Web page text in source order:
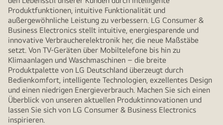
Produktfunktionen, intuitive Funktionalität und
außergewöhnliche Leistung zu verbessern. LG Consumer &
Business Electronics stellt intuitive, energiesparende und
innovative Verbraucherelektronik her, die neue Maßstäbe
setzt. Von TV-Geräten über Mobiltelefone bis hin zu
Klimaanlagen und Waschmaschinen – die breite
Produktpalette von LG Deutschland überzeugt durch
Bedienkomfort, intelligente Technologien, exzellentes Design
und einen niedrigen Energieverbrauch. Machen Sie sich einen
Überblick von unseren aktuellen Produktinnovationen und
lassen Sie sich von LG Consumer & Business Electronics
inspirieren.